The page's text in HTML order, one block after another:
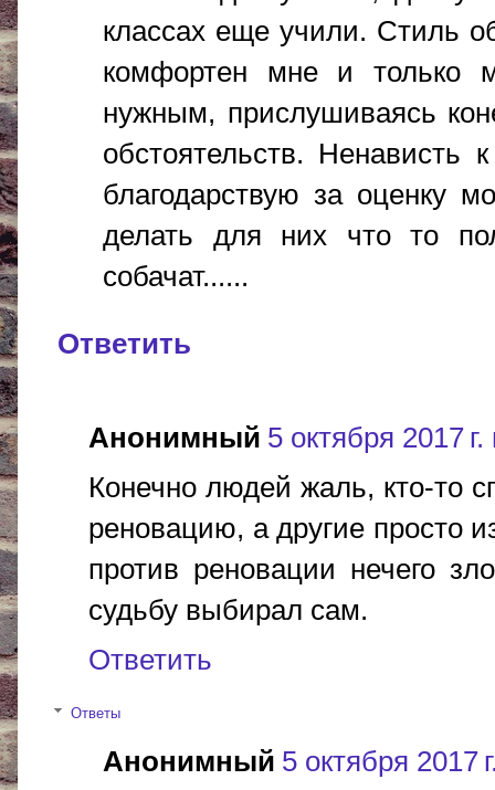
классах еще учили. Стиль
комфортен мне и только
нужным, прислушиваясь
обстоятельств. Ненависть
благодарствую за оценку
делать для них что то
собачат......
Ответить
Анонимный 5 октября 2017
Конечно людей жаль, кто-то
реновацию, а другие просто
против реновации нечего
судьбу выбирал сам.
Ответить
Ответы
Анонимный 5 октября 2017